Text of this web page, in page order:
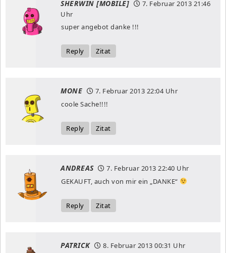
SHERWIN [MOBILE] 7. Februar 2013 21:46
Uhr
super angebot danke !!!
Reply Zitat
MONE 7. Februar 2013 22:04 Uhr
coole Sache!!!!
Reply Zitat
ANDREAS 7. Februar 2013 22:40 Uhr
GEKAUFT, auch von mir ein „DANKE“
Reply Zitat
PATRICK 8. Februar 2013 00:31 Uhr